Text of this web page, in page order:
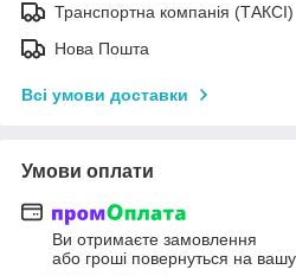
Транспортна компанія (ТАКСІ)
Нова Пошта
Всі умови доставки
Умови оплати
Ви отримаєте замовлення
або гроші повернуться на вашу